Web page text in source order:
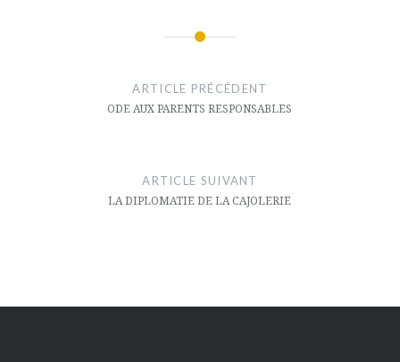
ARTICLE PRÉCÉDENT
ODE AUX PARENTS RESPONSABLES
ARTICLE SUIVANT
LA DIPLOMATIE DE LA CAJOLERIE